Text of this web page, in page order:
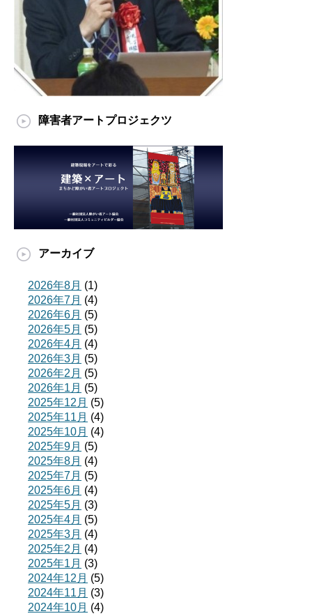
障害者アートプロジェクツ
アーカイブ
2026年8月 (1)
2026年7月 (4)
2026年6月 (5)
2026年5月 (5)
2026年4月 (4)
2026年3月 (5)
2026年2月 (5)
2026年1月 (5)
2025年12月 (5)
2025年11月 (4)
2025年10月 (4)
2025年9月 (5)
2025年8月 (4)
2025年7月 (5)
2025年6月 (4)
2025年5月 (3)
2025年4月 (5)
2025年3月 (4)
2025年2月 (4)
2025年1月 (3)
2024年12月 (5)
2024年11月 (3)
2024年10月 (4)